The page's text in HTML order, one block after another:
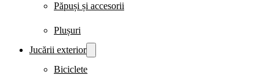
Păpuși și accesorii
Plușuri
Jucării exterior
Biciclete